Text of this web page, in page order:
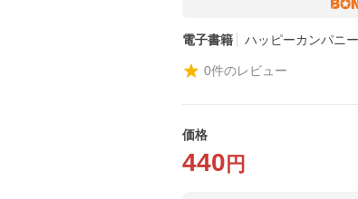
電子書籍 ハッピーカンパニ
0件のレビュー
価格
440 円